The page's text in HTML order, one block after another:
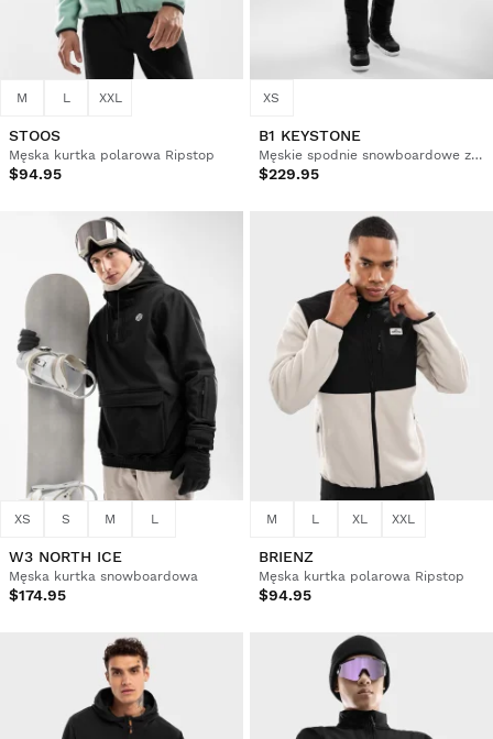
M L XXL
STOOS
Męska kurtka polarowa Ripstop
$94.95
XS
B1 KEYSTONE
Męskie spodnie snowboardowe z szelkami
$229.95
XS S M L
W3 NORTH ICE
Męska kurtka snowboardowa
$174.95
M L XL XXL
BRIENZ
Męska kurtka polarowa Ripstop
$94.95